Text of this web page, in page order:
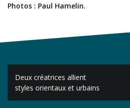
Photos : Paul Hamelin.
Navigation
de
Deux créatrices allient
styles orientaux et urbains